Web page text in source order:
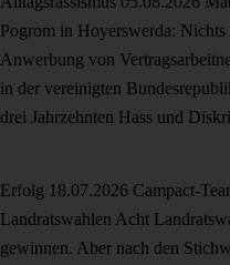
Pogrom in Hoyerswerda: Nichts
Anwerbung von
in der vereinigten
drei Jahrzehnten Hass und
Erfolg 18.07.2026 Campact-
Landratswahlen Acht
gewinnen. Aber nach den